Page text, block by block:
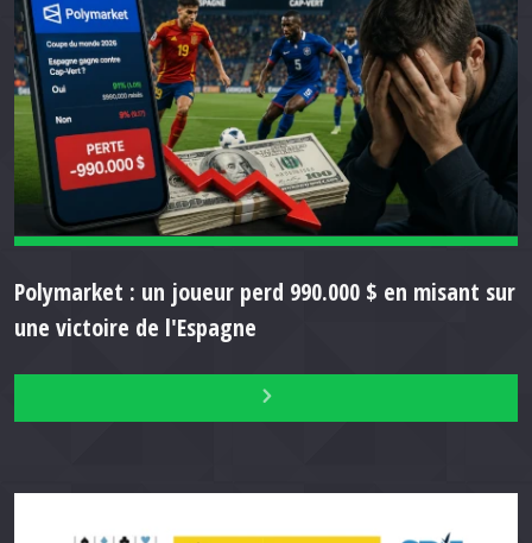
Polymarket : un joueur perd 990.000 $ en misant sur
une victoire de l'Espagne